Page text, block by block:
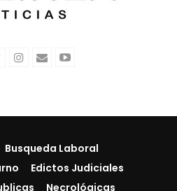
Busqueda Laboral
Edictos Judiciales
Necrológicas